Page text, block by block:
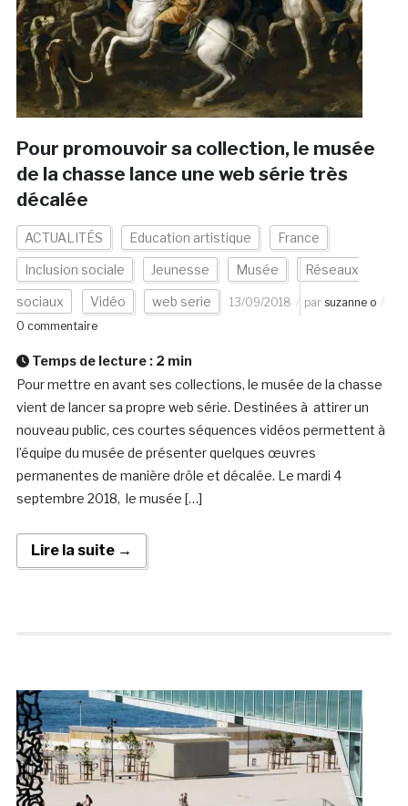
Pour promouvoir sa collection, le musée
de la chasse lance une web série très
décalée
ACTUALITÉS Education artistique France
Inclusion sociale Jeunesse Musée Réseaux
sociaux Vidéo web serie 13/09/2018 par suzanne o
0 commentaire
Temps de lecture : 2 min
Pour mettre en avant ses collections, le musée de la chasse
vient de lancer sa propre web série. Destinées à attirer un
nouveau public, ces courtes séquences vidéos permettent à
l’équipe du musée de présenter quelques œuvres
permanentes de manière drôle et décalée. Le mardi 4
septembre 2018, le musée […]
Lire la suite →